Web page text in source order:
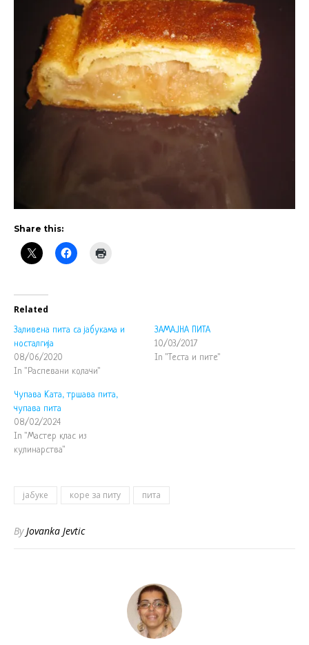
Share this:
Related
Заливена пита са јабукама и
носталгија
08/06/2020
In "Распевани колачи"
ЗАМАЈНА ПИТА
10/03/2017
In "Теста и пите"
Чупава Ката, тршава пита,
чупава пита
08/02/2024
In "Мастер клас из
кулинарства"
јабуке коре за питу пита
ByJovanka Jevtic